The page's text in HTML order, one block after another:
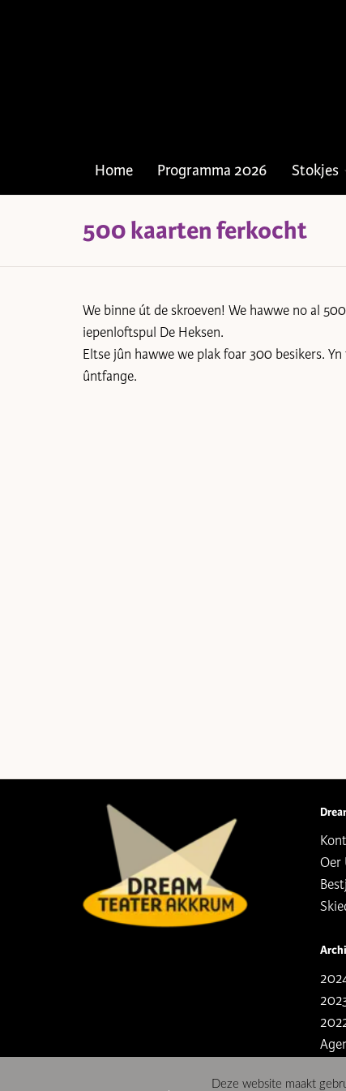
Deze website maakt
Home Programma 2026 Stokjes
500 kaarten ferkocht
We binne út de skroeven! We hawwe no al
iepenloftspul De Heksen.
Eltse jûn hawwe we plak foar 300 besikers.
ûntfange.
Oer